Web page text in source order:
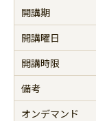
開講期
開講曜日
開講時限
備考
オンデマンド